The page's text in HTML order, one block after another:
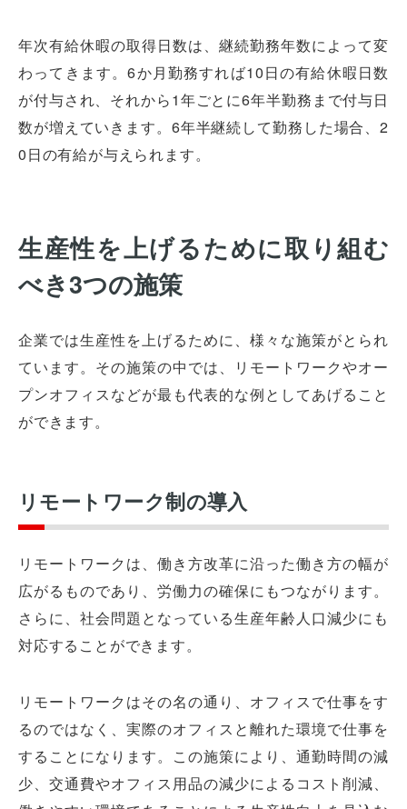
年次有給休暇の取得日数は、継続勤務年数によって変
わってきます。6か月勤務すれば10日の有給休暇日数
が付与され、それから1年ごとに6年半勤務まで付与日
数が増えていきます。6年半継続して勤務した場合、2
0日の有給が与えられます。
生産性を上げるために取り組む
べき3つの施策
企業では生産性を上げるために、様々な施策がとられ
ています。その施策の中では、リモートワークやオー
プンオフィスなどが最も代表的な例としてあげること
ができます。
リモートワーク制の導入
リモートワークは、働き方改革に沿った働き方の幅が
広がるものであり、労働力の確保にもつながります。
さらに、社会問題となっている生産年齢人口減少にも
対応することができます。
リモートワークはその名の通り、オフィスで仕事をす
るのではなく、実際のオフィスと離れた環境で仕事を
することになります。この施策により、通勤時間の減
少、交通費やオフィス用品の減少によるコスト削減、